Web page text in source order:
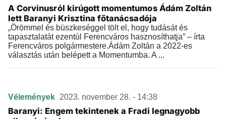
A Corvinusról kirúgott momentumos Ádám Zoltán
lett Baranyi Krisztina főtanácsadója
„Örömmel és büszkeséggel tölt el, hogy tudását és
tapasztalatát ezentúl Ferencváros hasznosíthatja” – írta
Ferencváros polgármestere.Ádám Zoltán a 2022-es
választás után belépett a Momentumba. A ...
Vélemények 2023. november 28. - 14:38
Baranyi: Engem tekintenek a Fradi legnagyobb